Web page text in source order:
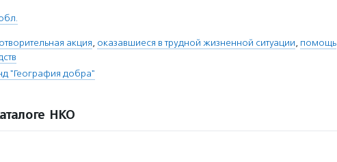
акция, оказавшиеся в трудной жизненной ситуации, помощь
"География добра"
НКО